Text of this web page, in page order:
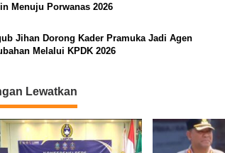
Menuju Porwanas 2026
Jihan Dorong Kader Pramuka Jadi Agen
Melalui KPDK 2026
Lewatkan